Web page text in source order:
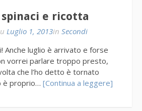
e ricotta
Luglio 1, 2013in Secondi
Anche luglio è arrivato e forse
vorrei parlare troppo presto,
che l’ho detto è tornato
è proprio… [Continua a leggere]